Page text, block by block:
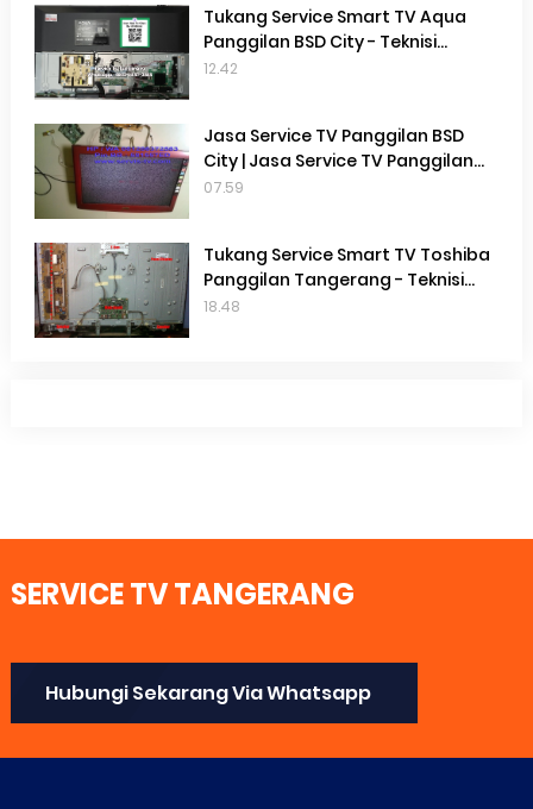
Tukang Service Smart TV Aqua
Panggilan BSD City - Teknisi
Service Smart TV Aqua Terdekat
12.42
Jasa Service TV Panggilan BSD
City | Jasa Service TV Panggilan
Gading Serpong | Jasa Service Tv
07.59
Tukang Service Smart TV Toshiba
Panggilan Tangerang - Teknisi
Service Smart TV Toshiba
18.48
SERVICE TV TANGERANG
Hubungi Sekarang Via Whatsapp